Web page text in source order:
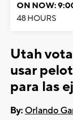
ON NOW:
48 HOURS
Utah
usar
para las
By: Orlando